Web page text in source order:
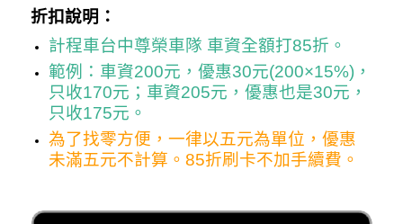
折扣說明：
計程車台中尊榮車隊 車資全額打85折。
範例：車資200元，優惠30元(200×15%)，
只收170元；車資205元，優惠也是30元，
只收175元。
為了找零方便，一律以五元為單位，優惠
未滿五元不計算。85折刷卡不加手續費。